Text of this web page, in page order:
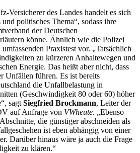
Versicherer des Landes handelt es sich
politisches Thema“, sodass ihre
der Deutschen
könne. Ähnlich wie die Polizei
Praxistest vor. „Tatsächlich
zu kürzeren Anhaltewegen und
Energie. Das heißt aber nicht, dass
Unfällen führen. Es ist bereits
die Unfallbelastung in
(Geschwindigkeit 80 oder 60) höher
sagt Siegfried Brockmann, Leiter der
auf Anfrage von VWheute. „Ebenso
die günstiger abschneiden als
ist eben abhängig von einer
Darüber hinaus wäre ja auch die Frage
zu klären.“